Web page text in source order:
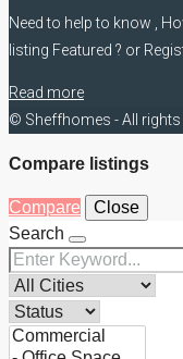
Need to help to know ,
listing Featured ? or
Read more
© Sheffhomes - All rights
Compare listings
Compare
Close
Search